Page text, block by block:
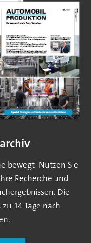
bewegt! Nutzen Sie
Recherche und
Die
14 Tage nach